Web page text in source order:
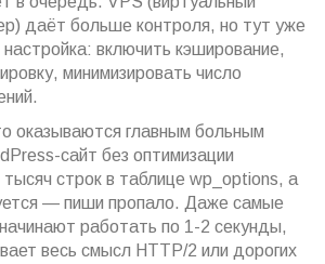
даёт больше контроля, но тут уже
включить кэширование,
минимизировать число
оказываются главным больным
сайт без оптимизации
строк в таблице wp_options, а
— пиши пропало. Даже самые
работать по 1-2 секунды,
весь смысл HTTP/2 или дорогих